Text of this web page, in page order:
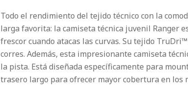
Todo el rendimiento del tejido técnico con la
larga favorita: la camiseta técnica juvenil Ranger
frescor cuando atacas las curvas. Su tejido
corres. Además, esta impresionante camiseta
la pista. Está diseñada específicamente para
trasero largo para ofrecer mayor cobertura en los